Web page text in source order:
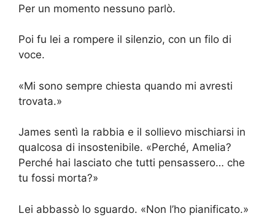
Per un momento nessuno parlò.
Poi fu lei a rompere il silenzio, con un filo di
voce.
«Mi sono sempre chiesta quando mi avresti
trovata.»
James sentì la rabbia e il sollievo mischiarsi in
qualcosa di insostenibile. «Perché, Amelia?
Perché hai lasciato che tutti pensassero… che
tu fossi morta?»
Lei abbassò lo sguardo. «Non l’ho pianificato.»